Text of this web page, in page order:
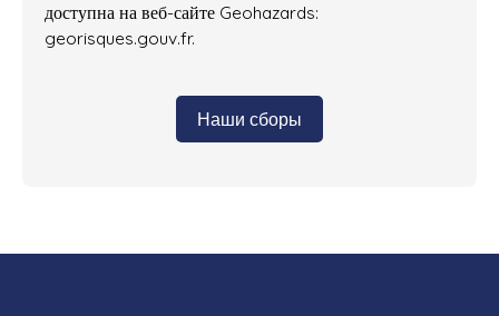
доступна на веб-сайте Geohazards:
georisques.gouv.fr.
Наши сборы